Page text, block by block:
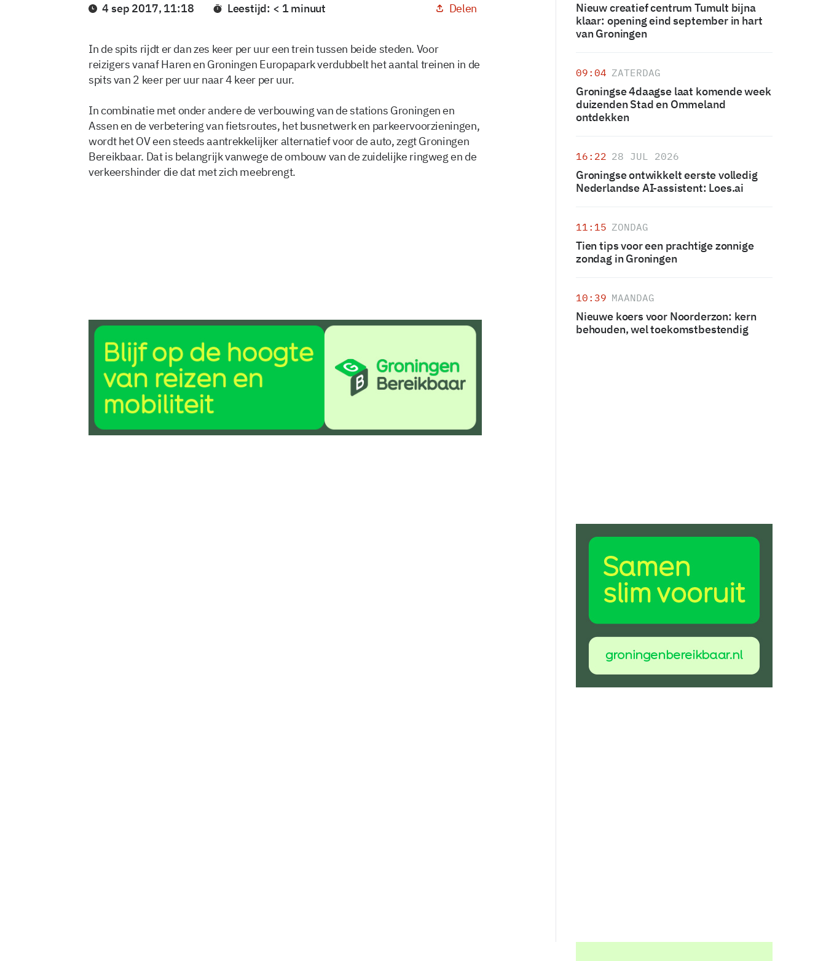
4 sep 2017, 11:18 Leestijd: < 1 minuut Delen
In de spits rijdt er dan zes keer per uur een trein tussen beide steden. Voor
reizigers vanaf Haren en Groningen Europapark verdubbelt het aantal treinen in de
spits van 2 keer per uur naar 4 keer per uur.
In combinatie met onder andere de verbouwing van de stations Groningen en
Assen en de verbetering van fietsroutes, het busnetwerk en parkeervoorzieningen,
wordt het OV een steeds aantrekkelijker alternatief voor de auto, zegt Groningen
Bereikbaar. Dat is belangrijk vanwege de ombouw van de zuidelijke ringweg en de
verkeershinder die dat met zich meebrengt.
4 sep 2017, 11:18 Delen
Nieuw creatief centrum Tumult bijna
klaar: opening eind september in hart
van Groningen
09:04 ZATERDAG
Groningse 4daagse laat komende week
duizenden Stad en Ommeland
ontdekken
16:22 28 JUL 2026
Groningse ontwikkelt eerste volledig
Nederlandse AI-assistent: Loes.ai
11:15 ZONDAG
Tien tips voor een prachtige zonnige
zondag in Groningen
10:39 MAANDAG
Nieuwe koers voor Noorderzon: kern
behouden, wel toekomstbestendig